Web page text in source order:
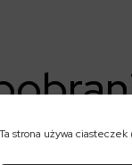
Ta strona używa